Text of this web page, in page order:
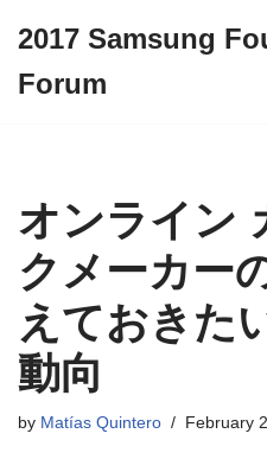
to
2017 Samsung
Forum
オンライン
クメーカー
えておきた
動向
by Matías Quintero February